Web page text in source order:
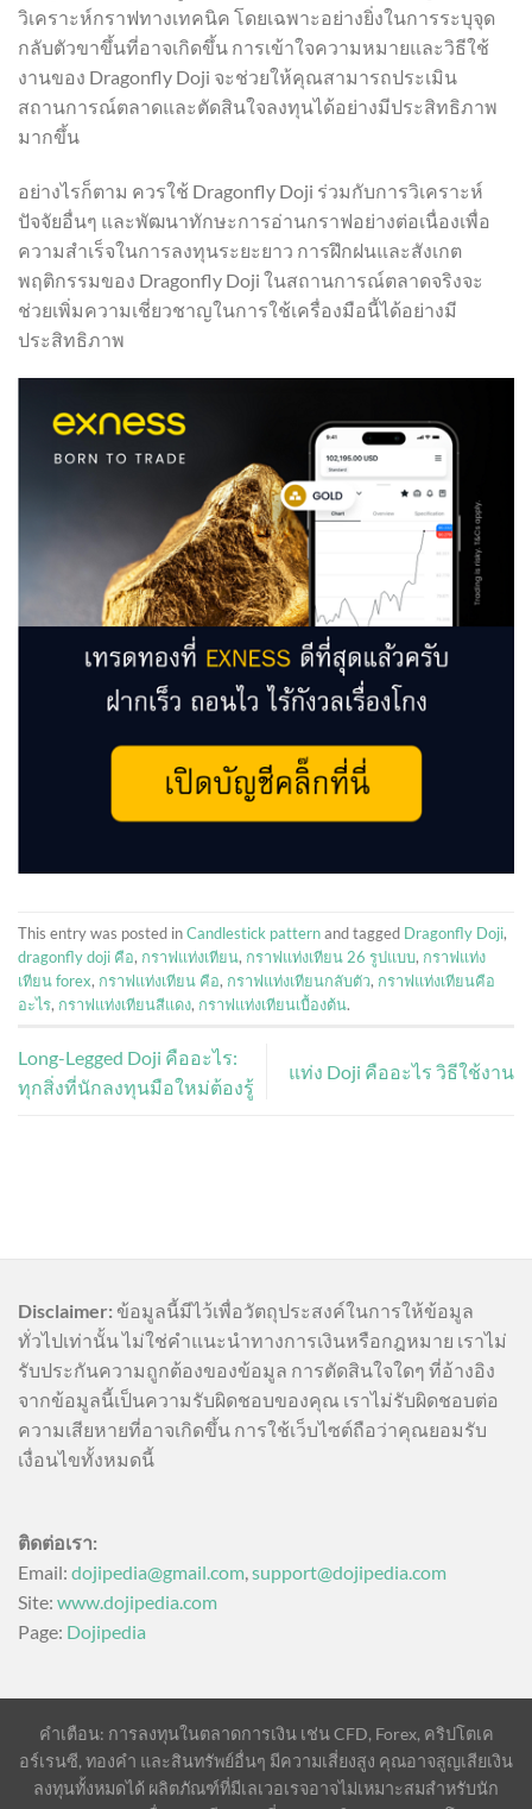
วิเคราะห์กราฟทางเทคนิค โดยเฉพาะอย่างยิ่งในการระบุจุด
กลับตัวขาขึ้นที่อาจเกิดขึ้น การเข้าใจความหมายและวิธีใช้
งานของ Dragonfly Doji จะช่วยให้คุณสามารถประเมิน
สถานการณ์ตลาดและตัดสินใจลงทุนได้อย่างมีประสิทธิภาพ
มากขึ้น
อย่างไรก็ตาม ควรใช้ Dragonfly Doji ร่วมกับการวิเคราะห์
ปัจจัยอื่นๆ และพัฒนาทักษะการอ่านกราฟอย่างต่อเนื่องเพื่อ
ความสำเร็จในการลงทุนระยะยาว การฝึกฝนและสังเกต
พฤติกรรมของ Dragonfly Doji ในสถานการณ์ตลาดจริงจะ
ช่วยเพิ่มความเชี่ยวชาญในการใช้เครื่องมือนี้ได้อย่างมี
ประสิทธิภาพ
This entry was posted inCandlestick patternand tagged Dragonfly Doji,
dragonfly doji คือ, กราฟแท่งเทียน, กราฟแท่งเทียน 26 รูปแบบ, กราฟแท่ง
เทียน forex, กราฟแท่งเทียน คือ, กราฟแท่งเทียนกลับตัว, กราฟแท่งเทียนคือ
อะไร, กราฟแท่งเทียนสีแดง, กราฟแท่งเทียนเบื้องต้น.
Long-Legged Doji คืออะไร:
ทุกสิ่งที่นักลงทุนมือใหม่ต้องรู้
แท่ง Doji คืออะไร วิธีใช้งาน
Disclaimer: ข้อมูลนี้มีไว้เพื่อวัตถุประสงค์ในการให้ข้อมูล
ทั่วไปเท่านั้น ไม่ใช่คำแนะนำทางการเงินหรือกฎหมาย เราไม่
รับประกันความถูกต้องของข้อมูล การตัดสินใจใดๆ ที่อ้างอิง
จากข้อมูลนี้เป็นความรับผิดชอบของคุณ เราไม่รับผิดชอบต่อ
ความเสียหายที่อาจเกิดขึ้น การใช้เว็บไซต์ถือว่าคุณยอมรับ
เงื่อนไขทั้งหมดนี้
ติดต่อเรา:
Email: dojipedia@gmail.com support@dojipedia.com
Site: www.dojipedia.com
Page: Dojipedia
คำเตือน: การลงทุนในตลาดการเงิน เช่น CFD, Forex, คริปโตเค
อร์เรนซี, ทองคำ และสินทรัพย์อื่นๆ มีความเสี่ยงสูง คุณอาจสูญเสียเงิน
ลงทุนทั้งหมดได้ ผลิตภัณฑ์ที่มีเลเวอเรจอาจไม่เหมาะสมสำหรับนัก